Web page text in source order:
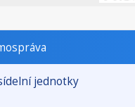
jednotky